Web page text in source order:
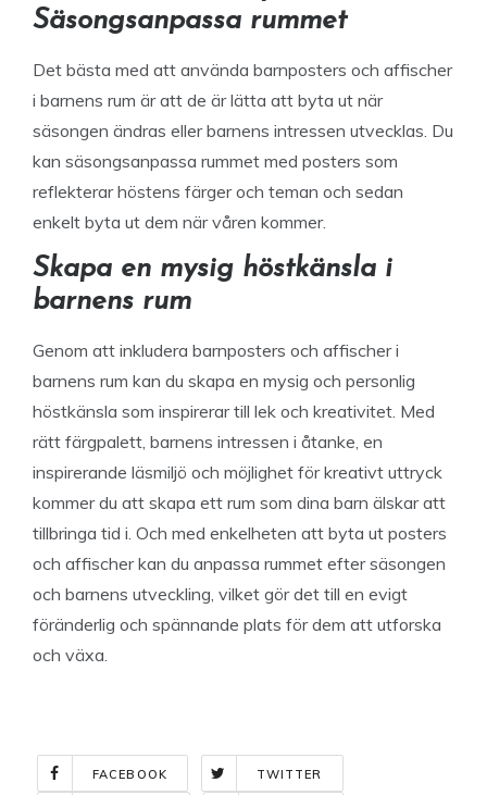
Säsongsanpassa rummet
Det bästa med att använda barnposters och affischer
i barnens rum är att de är lätta att byta ut när
säsongen ändras eller barnens intressen utvecklas. Du
kan säsongsanpassa rummet med posters som
reflekterar höstens färger och teman och sedan
enkelt byta ut dem när våren kommer.
Skapa en mysig höstkänsla i
barnens rum
Genom att inkludera barnposters och affischer i
barnens rum kan du skapa en mysig och personlig
höstkänsla som inspirerar till lek och kreativitet. Med
rätt färgpalett, barnens intressen i åtanke, en
inspirerande läsmiljö och möjlighet för kreativt uttryck
kommer du att skapa ett rum som dina barn älskar att
tillbringa tid i. Och med enkelheten att byta ut posters
och affischer kan du anpassa rummet efter säsongen
och barnens utveckling, vilket gör det till en evigt
föränderlig och spännande plats för dem att utforska
och växa.
FACEBOOK TWITTER